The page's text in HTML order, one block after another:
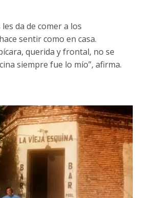
da de comer a los
sentir como en casa.
querida y frontal, no se
siempre fue lo mío”, afirma.